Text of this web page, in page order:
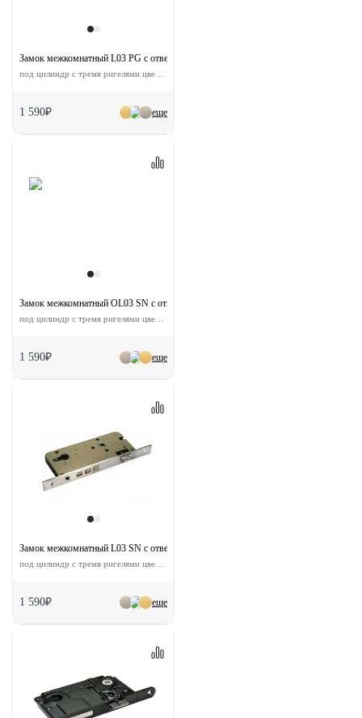
еще
Замок межкомнатный L03 PG с ответной планкой
1 590₽
еще
Замок межкомнатный OL03 SN с ответной планкой
1 590₽
еще
Замок межкомнатный L03 SN с ответной планкой
1 590₽